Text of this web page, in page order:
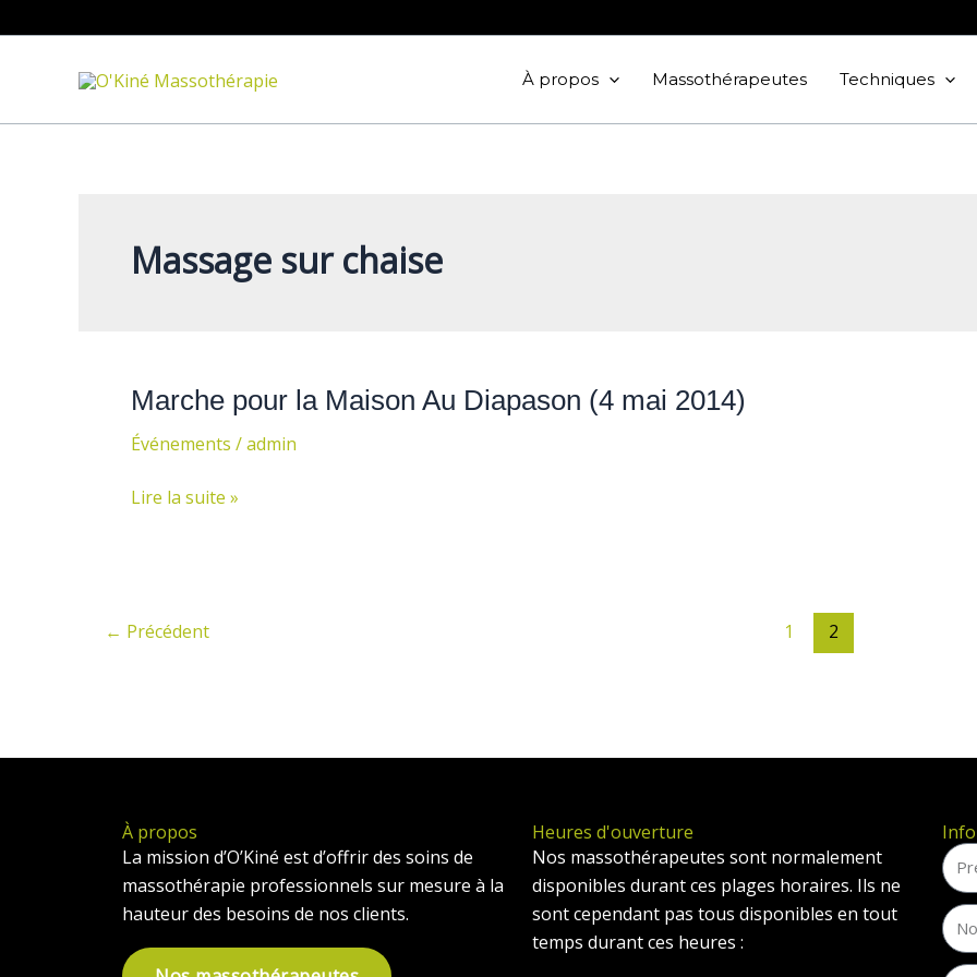
au
À propos Massothérapeutes Techniques
Massage sur chaise
Marche pour la Maison Au Diapason (4 mai 2014)
Événements /admin
Marche
la
Au
2014)
Lire la suite »
← Précédent 1 2
À propos
La mission d’O’Kiné est d’offrir des soins de
massothérapie professionnels sur mesure à la
hauteur des besoins de nos clients.
Heures d'ouverture
Nos massothérapeutes sont normalement
disponibles durant ces plages horaires. Ils ne
sont cependant pas tous disponibles en tout
temps durant ces heures :